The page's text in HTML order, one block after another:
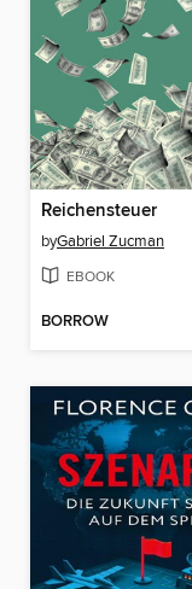
Reichensteuer
byGabriel Zucman
EBOOK
BORROW